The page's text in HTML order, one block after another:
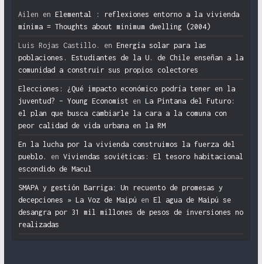
Ailen en Elemental : reflexiones entorno a la vivienda
mínima = Thoughts about minimum dwelling (2004)
Luis Rojas Castillo. en Energía solar para las
poblaciones. Estudiantes de la U. de Chile enseñan a la
comunidad a construir sus propios colectores
Elecciones: ¿Qué impacto económico podría tener en la
juventud? – Young Economist en La Pintana del Futuro:
el plan que busca cambiarle la cara a la comuna con
peor calidad de vida urbana en la RM
En la lucha por la vivienda construimos la fuerza del
pueblo.
en Viviendas soviéticas: El tesoro habitacional
escondido de Macul
SMAPA y gestión Barriga: Un recuento de promesas y
decepciones » La Voz de Maipú en El agua de Maipú se
desangra por 31 mil millones de pesos de inversiones no
realizadas